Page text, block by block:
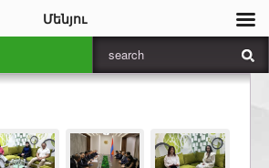
Մենյու